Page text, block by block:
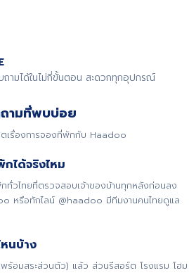
ถามได้ในไม่กี่ขั้นตอน สะดวกทุกอุปกรณ์
ามที่พบบ่อย
เรื่องการจองที่พักกับ Haadoo
ได้จริงไหม
วไทยที่ตรวจสอบเจ้าของบ้านทุกหลังก่อนลง
หรือทักไลน์ @haadoo มีทีมงานคนไทยดูแล
นบ้าง
ร้อมสระส่วนตัว) แล้ว ส่วนรีสอร์ต โรงแรม โฮม